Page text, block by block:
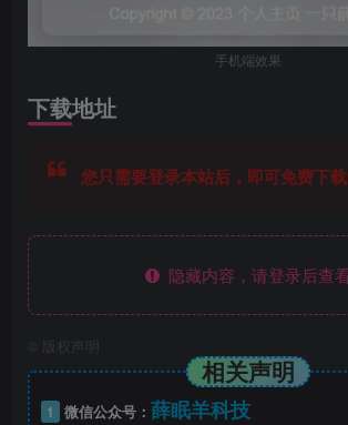
手机端效果
下载地址
您只需要登录本站后，即可免费下载
隐藏内容，请登录后查
版权声明
相关声明
1 微信公众号： 薛眠羊科技